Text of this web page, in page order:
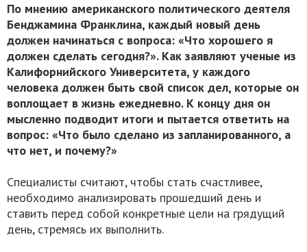
По мнению американского политического деятеля
Бенджамина Франклина, каждый новый день
должен начинаться с вопроса: «Что хорошего я
должен сделать сегодня?». Как заявляют ученые из
Калифорнийского Университета, у каждого
человека должен быть свой список дел, которые он
воплощает в жизнь ежедневно. К концу дня он
мысленно подводит итоги и пытается ответить на
вопрос: «Что было сделано из запланированного, а
что нет, и почему?»
Специалисты считают, чтобы стать счастливее,
необходимо анализировать прошедший день и
ставить перед собой конкретные цели на грядущий
день, стремясь их выполнить.